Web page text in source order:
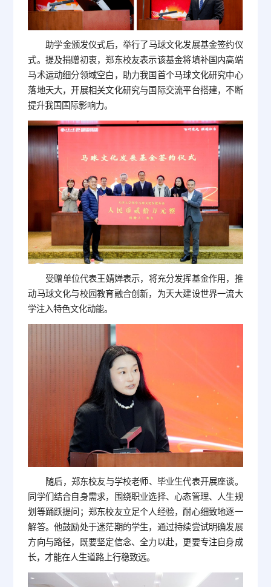
助学金颁发仪式后，举行了马球文化发展基金签约仪
式。提及捐赠初衷，郑东校友表示该基金将填补国内高端
马术运动细分领域空白，助力我国首个马球文化研究中心
落地天大，开展相关文化研究与国际交流平台搭建，不断
提升我国国际影响力。
受赠单位代表王婧婵表示，将充分发挥基金作用，推
动马球文化与校园教育融合创新，为天大建设世界一流大
学注入特色文化动能。
随后，郑东校友与学校老师、毕业生代表开展座谈。
同学们结合自身需求，围绕职业选择、心态管理、人生规
划等踊跃提问；郑东校友立足个人经验，耐心细致地逐一
解答。他鼓励处于迷茫期的学生，通过持续尝试明确发展
方向与路径，既要坚定信念、全力以赴，更要专注自身成
长，才能在人生道路上行稳致远。